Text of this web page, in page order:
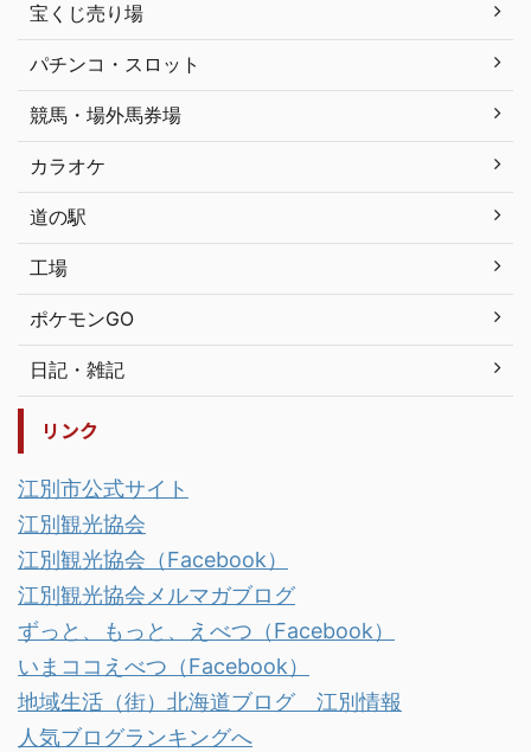
宝くじ売り場
パチンコ・スロット
競馬・場外馬券場
カラオケ
道の駅
工場
ポケモンGO
日記・雑記
リンク
江別市公式サイト
江別観光協会
江別観光協会（Facebook）
江別観光協会メルマガブログ
ずっと、もっと、えべつ（Facebook）
いまココえべつ（Facebook）
地域生活（街）北海道ブログ 江別情報
人気ブログランキングへ